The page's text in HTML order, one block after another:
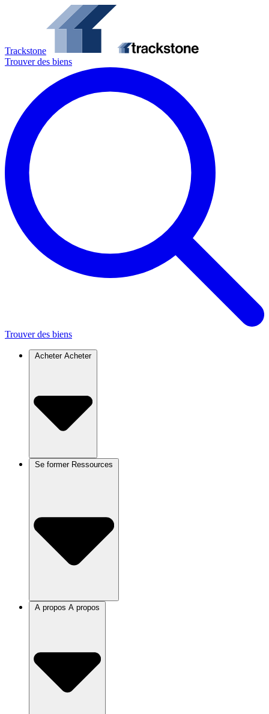
Trackstone
Trouver des biens
Trouver des biens
Acheter Acheter
Se former
A propos